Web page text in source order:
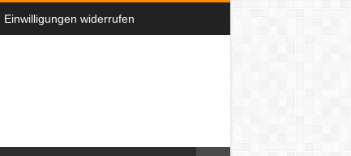
Einwilligungen widerrufen